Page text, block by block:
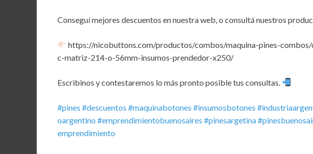
Conseguí mejores descuentos en nuestra web, o consultá nuestros
https://nicobuttons.com/productos/combos/maquina-pines-
c-matriz-214-o-56mm-insumos-prendedor-x250/
Escribinos y contestaremos lo más pronto posible tus consultas.
#pines #descuentos #maquinabotones #insumosbotones
oargentino #emprendimientobuenosaires #pinesargetina
emprendimiento